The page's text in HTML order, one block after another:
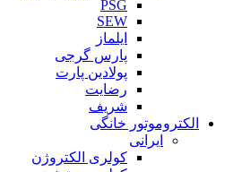
PSG
SEW
ایلماز
پارس گرجی
پولادین پارت
رضایت
شریف
الکتروموتور خانگی
ایرانی
کولری الکتروژن